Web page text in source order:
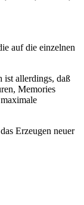
auf die einzelnen
ist allerdings, daß
Memories
Erzeugen neuer